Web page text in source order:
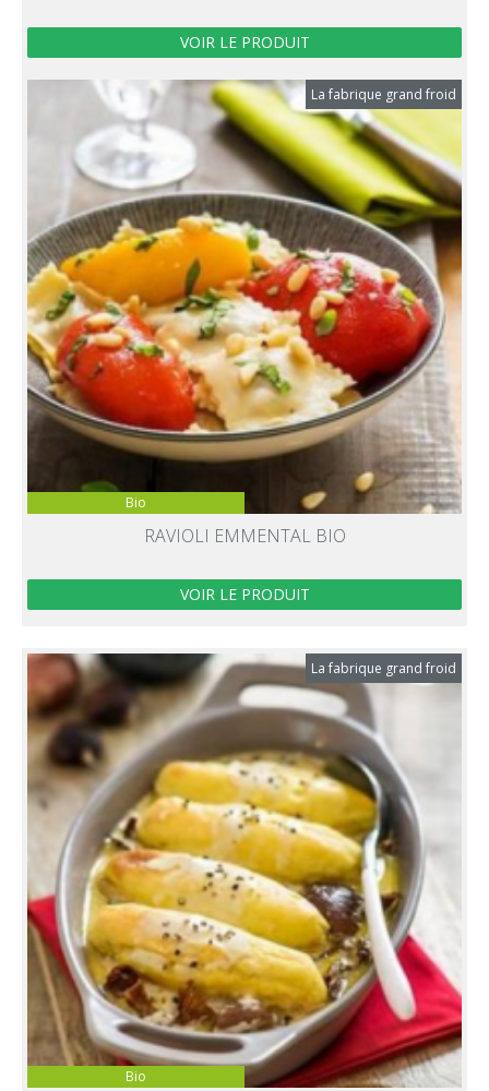
VOIR LE PRODUIT
La fabrique grand froid
Bio
RAVIOLI EMMENTAL BIO
VOIR LE PRODUIT
La fabrique grand froid
Bio